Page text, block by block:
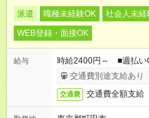
派遣 職種未経験OK 社会人未経
WEB登録・面接OK
給与
時給2400円～ ■週払
交通費別途支給あり
交通費 交通費全額支給